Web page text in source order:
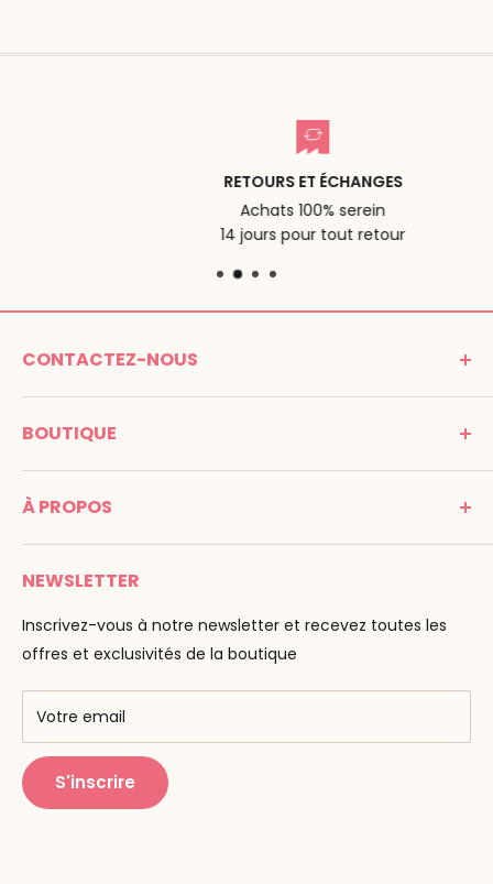
RETOURS ET ÉCHANGES
Achats 100% serein
14 jours pour tout retour
CONTACTEZ-NOUS
MONTESSORI SPIRIT
Promenade Jean Dalba
Tél : 05 53 61 21 26
Email :info@montessori-spirit.com
BOUTIQUE
C G V
Mentions légales
Paiement
Livraison
F.A.Q
À PROPOS
Montessori Spirit
Maria Montessori
La pédagogie
Nos marques
Centres de formation
Public Montessori
NEWSLETTER
Inscrivez-vous à notre newsletter et recevez toutes les
offres et exclusivités de la boutique
Votre email
S'inscrire